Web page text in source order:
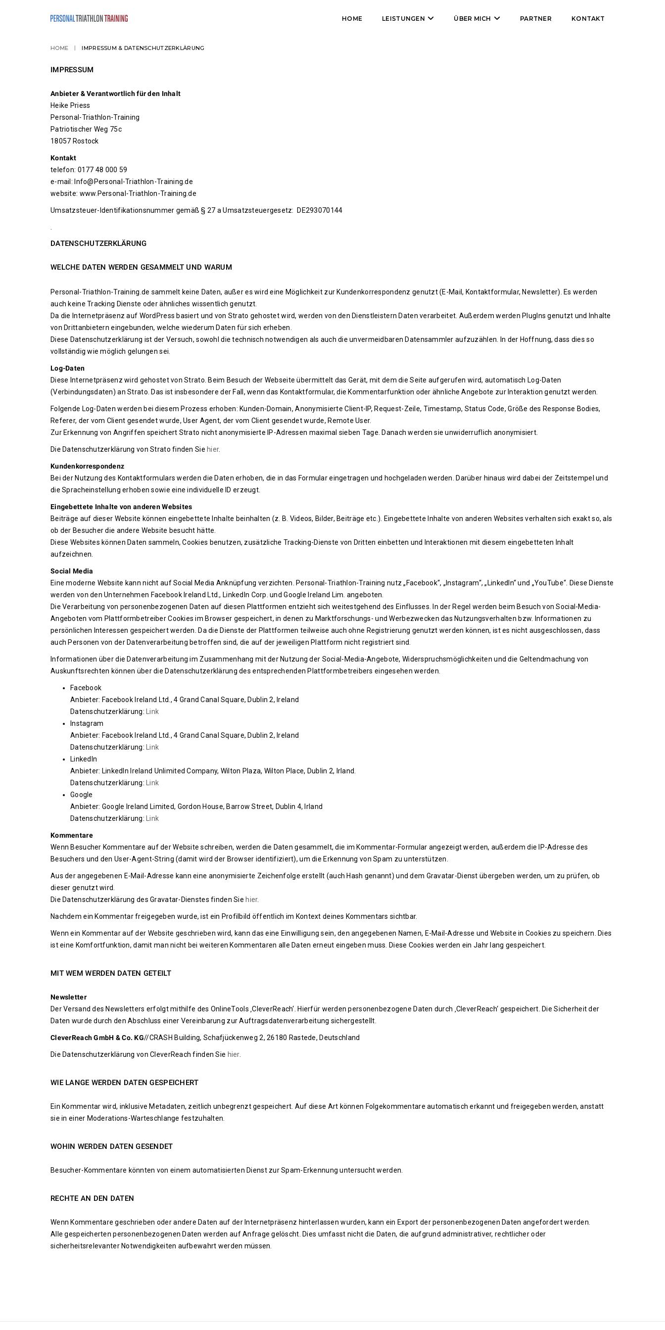
HOME LEISTUNGEN ÜBER MICH PARTNER KONTAKT
HOME IMPRESSUM & DATENSCHUTZERKLÄRUNG
IMPRESSUM
Anbieter & Verantwortlich für den Inhalt
Heike Priess
Personal-Triathlon-Training
Patriotischer Weg 75c
18057 Rostock
Kontakt
telefon: 0177 48 000 59
e-mail: Info@Personal-Triathlon-Training.de
website: www.Personal-Triathlon-Training.de
Umsatzsteuer-Identifikationsnummer gemäß § 27 a Umsatzsteuergesetz: DE293070144
DATENSCHUTZERKLÄRUNG
WELCHE DATEN WERDEN GESAMMELT UND WARUM
Personal-Triathlon-Training.de sammelt keine Daten, außer es wird eine Möglichkeit zur Kundenkorrespondenz genutzt (E-Mail, Kontaktformular, Newsletter). Es werden
auch keine Tracking Dienste oder ähnliches wissentlich genutzt.
Da die Internetpräsenz auf WordPress basiert und von Strato gehostet wird, werden von den Dienstleistern Daten verarbeitet. Außerdem werden PlugIns genutzt und Inhalte
von Drittanbietern eingebunden, welche wiederum Daten für sich erheben.
Diese Datenschutzerklärung ist der Versuch, sowohl die technisch notwendigen als auch die unvermeidbaren Datensammler aufzuzählen. In der Hoffnung, dass dies so
vollständig wie möglich gelungen sei.
Log-Daten
Diese Internetpräsenz wird gehostet von Strato. Beim Besuch der Webseite übermittelt das Gerät, mit dem die Seite aufgerufen wird, automatisch Log-Daten
(Verbindungsdaten) an Strato. Das ist insbesondere der Fall, wenn das Kontaktformular, die Kommentarfunktion oder ähnliche Angebote zur Interaktion genutzt werden.
Folgende Log-Daten werden bei diesem Prozess erhoben: Kunden-Domain, Anonymisierte Client-IP, Request-Zeile, Timestamp, Status Code, Größe des Response Bodies,
Referer, der vom Client gesendet wurde, User Agent, der vom Client gesendet wurde, Remote User.
Zur Erkennung von Angriffen speichert Strato nicht anonymisierte IP-Adressen maximal sieben Tage. Danach werden sie unwiderruflich anonymisiert.
Die Datenschutzerklärung von Strato finden Sie hier.
Kundenkorrespondenz
Bei der Nutzung des Kontaktformulars werden die Daten erhoben, die in das Formular eingetragen und hochgeladen werden. Darüber hinaus wird dabei der Zeitstempel und
die Spracheinstellung erhoben sowie eine individuelle ID erzeugt.
Eingebettete Inhalte von anderen Websites
Beiträge auf dieser Website können eingebettete Inhalte beinhalten (z. B. Videos, Bilder, Beiträge etc.). Eingebettete Inhalte von anderen Websites verhalten sich exakt so, als
ob der Besucher die andere Website besucht hätte.
Diese Websites können Daten sammeln, Cookies benutzen, zusätzliche Tracking-Dienste von Dritten einbetten und Interaktionen mit diesem eingebetteten Inhalt
aufzeichnen.
Social Media
Eine moderne Website kann nicht auf Social Media Anknüpfung verzichten. Personal-Triathlon-Training nutz „Facebook“, „Instagram“, „LinkedIn“ und „YouTube“. Diese Dienste
werden von den Unternehmen Facebook Ireland Ltd., LinkedIn Corp. und Google Ireland Lim. angeboten.
Die Verarbeitung von personenbezogenen Daten auf diesen Plattformen entzieht sich weitestgehend des Einflusses. In der Regel werden beim Besuch von Social-Media-
Angeboten vom Plattformbetreiber Cookies im Browser gespeichert, in denen zu Marktforschungs- und Werbezwecken das Nutzungsverhalten bzw. Informationen zu
persönlichen Interessen gespeichert werden. Da die Dienste der Plattformen teilweise auch ohne Registrierung genutzt werden können, ist es nicht ausgeschlossen, dass
auch Personen von der Datenverarbeitung betroffen sind, die auf der jeweiligen Plattform nicht registriert sind.
Informationen über die Datenverarbeitung im Zusammenhang mit der Nutzung der Social-Media-Angebote, Widerspruchsmöglichkeiten und die Geltendmachung von
Auskunftsrechten können über die Datenschutzerklärung des entsprechenden Plattformbetreibers eingesehen werden.
Facebook
Anbieter: Facebook Ireland Ltd., 4 Grand Canal Square, Dublin 2, Ireland
Datenschutzerklärung:
Link
Instagram
Anbieter: Facebook Ireland Ltd., 4 Grand Canal Square, Dublin 2, Ireland
Datenschutzerklärung:
Link
LinkedIn
Anbieter: LinkedIn Ireland Unlimited Company, Wilton Plaza, Wilton Place, Dublin 2, Irland.
Datenschutzerklärung:
Link
Google
Anbieter: Google Ireland Limited, Gordon House, Barrow Street, Dublin 4, Irland
Datenschutzerklärung:
Link
Kommentare
Wenn Besucher Kommentare auf der Website schreiben, werden die Daten gesammelt, die im Kommentar-Formular angezeigt werden, außerdem die IP-Adresse des
Besuchers und den User-Agent-String (damit wird der Browser identifiziert), um die Erkennung von Spam zu unterstützen.
Aus der angegebenen E-Mail-Adresse kann eine anonymisierte Zeichenfolge erstellt (auch Hash genannt) und dem Gravatar-Dienst übergeben werden, um zu prüfen, ob
dieser genutzt wird.
Die Datenschutzerklärung des Gravatar-Dienstes finden Sie hier.
Nachdem ein Kommentar freigegeben wurde, ist ein Profilbild öffentlich im Kontext deines Kommentars sichtbar.
Wenn ein Kommentar auf der Website geschrieben wird, kann das eine Einwilligung sein, den angegebenen Namen, E-Mail-Adresse und Website in Cookies zu speichern. Dies
ist eine Komfortfunktion, damit man nicht bei weiteren Kommentaren alle Daten erneut eingeben muss. Diese Cookies werden ein Jahr lang gespeichert.
MIT WEM WERDEN DATEN GETEILT
Newsletter
Der Versand des Newsletters erfolgt mithilfe des OnlineTools ‚CleverReach‘. Hierfür werden personenbezogene Daten durch ‚CleverReach‘ gespeichert. Die Sicherheit der
Daten wurde durch den Abschluss einer Vereinbarung zur Auftragsdatenverarbeitung sichergestellt.
CleverReach GmbH & Co. KG//CRASH Building, Schafjückenweg 2, 26180 Rastede, Deutschland
Die Datenschutzerklärung von CleverReach finden Sie hier.
WIE LANGE WERDEN DATEN GESPEICHERT
Ein Kommentar wird, inklusive Metadaten, zeitlich unbegrenzt gespeichert. Auf diese Art können Folgekommentare automatisch erkannt und freigegeben werden, anstatt
sie in einer Moderations-Warteschlange festzuhalten.
WOHIN WERDEN DATEN GESENDET
Besucher-Kommentare könnten von einem automatisierten Dienst zur Spam-Erkennung untersucht werden.
RECHTE AN DEN DATEN
Wenn Kommentare geschrieben oder andere Daten auf der Internetpräsenz hinterlassen wurden, kann ein Export der personenbezogenen Daten angefordert werden.
Alle gespeicherten personenbezogenen Daten werden auf Anfrage gelöscht. Dies umfasst nicht die Daten, die aufgrund administrativer, rechtlicher oder
sicherheitsrelevanter Notwendigkeiten aufbewahrt werden müssen.